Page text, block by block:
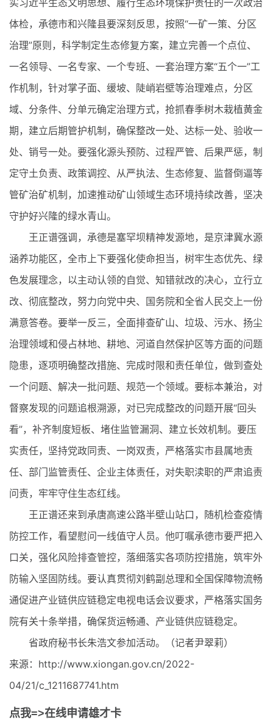
体检，承德市和兴隆县要深刻反思，按照“一矿一策、分区
治理”原则，科学制定生态修复方案，建立完善一个点位、
一名领导、一名专家、一个专班、一套治理方案“五个一”工
作机制，针对掌子面、缓坡、陡峭岩壁等治理难点，分区
域、分条件、分单元确定治理方式，抢抓春季树木栽植黄金
期，建立后期管护机制，确保整改一处、达标一处、验收一
处、销号一处。要强化源头预防、过程严管、后果严惩，制
定守土负责、政策调控、从严执法、生态修复、监督倒逼等
管矿治矿机制，加速推动矿山领域生态环境持续改善，坚决
守护好兴隆的绿水青山。
王正谱强调，承德是塞罕坝精神发源地，是京津冀水源
涵养功能区，全市上下要强化使命担当，树牢生态优先、绿
色发展理念，以主动认领的自觉、知错就改的决心，立行立
改、彻底整改，努力向党中央、国务院和全省人民交上一份
满意答卷。要举一反三，全面排查矿山、垃圾、污水、扬尘
治理领域和侵占林地、耕地、河道自然保护区等方面的问题
隐患，逐项明确整改措施、完成时限和责任单位，做到查处
一个问题、解决一批问题、规范一个领域。要标本兼治，对
督察发现的问题追根溯源，对已完成整改的问题开展“回头
看”，补齐制度短板、堵住监管漏洞、建立长效机制。要压
实责任，坚持党政同责、一岗双责，严格落实市县属地责
任、部门监管责任、企业主体责任，对失职渎职的严肃追责
问责，牢牢守住生态红线。
王正谱还来到承唐高速公路半壁山站口，随机检查疫情
防控工作，看望慰问一线值守人员。他叮嘱承德市要严把入
口关，强化风险排查管控，落细落实各项防控措施，筑牢外
防输入坚固防线。要认真贯彻刘鹤副总理和全国保障物流畅
通促进产业链供应链稳定电视电话会议要求，严格落实国务
院有关十条举措，确保货运畅通、产业链供应链稳定。
省政府秘书长朱浩文参加活动。（记者尹翠莉）
来源：http://www.xiongan.gov.cn/2022-
04/21/c_1211687741.htm
点我=>在线申请雄才卡